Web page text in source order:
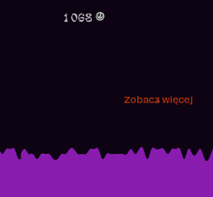
1 068
Zobacz więcej